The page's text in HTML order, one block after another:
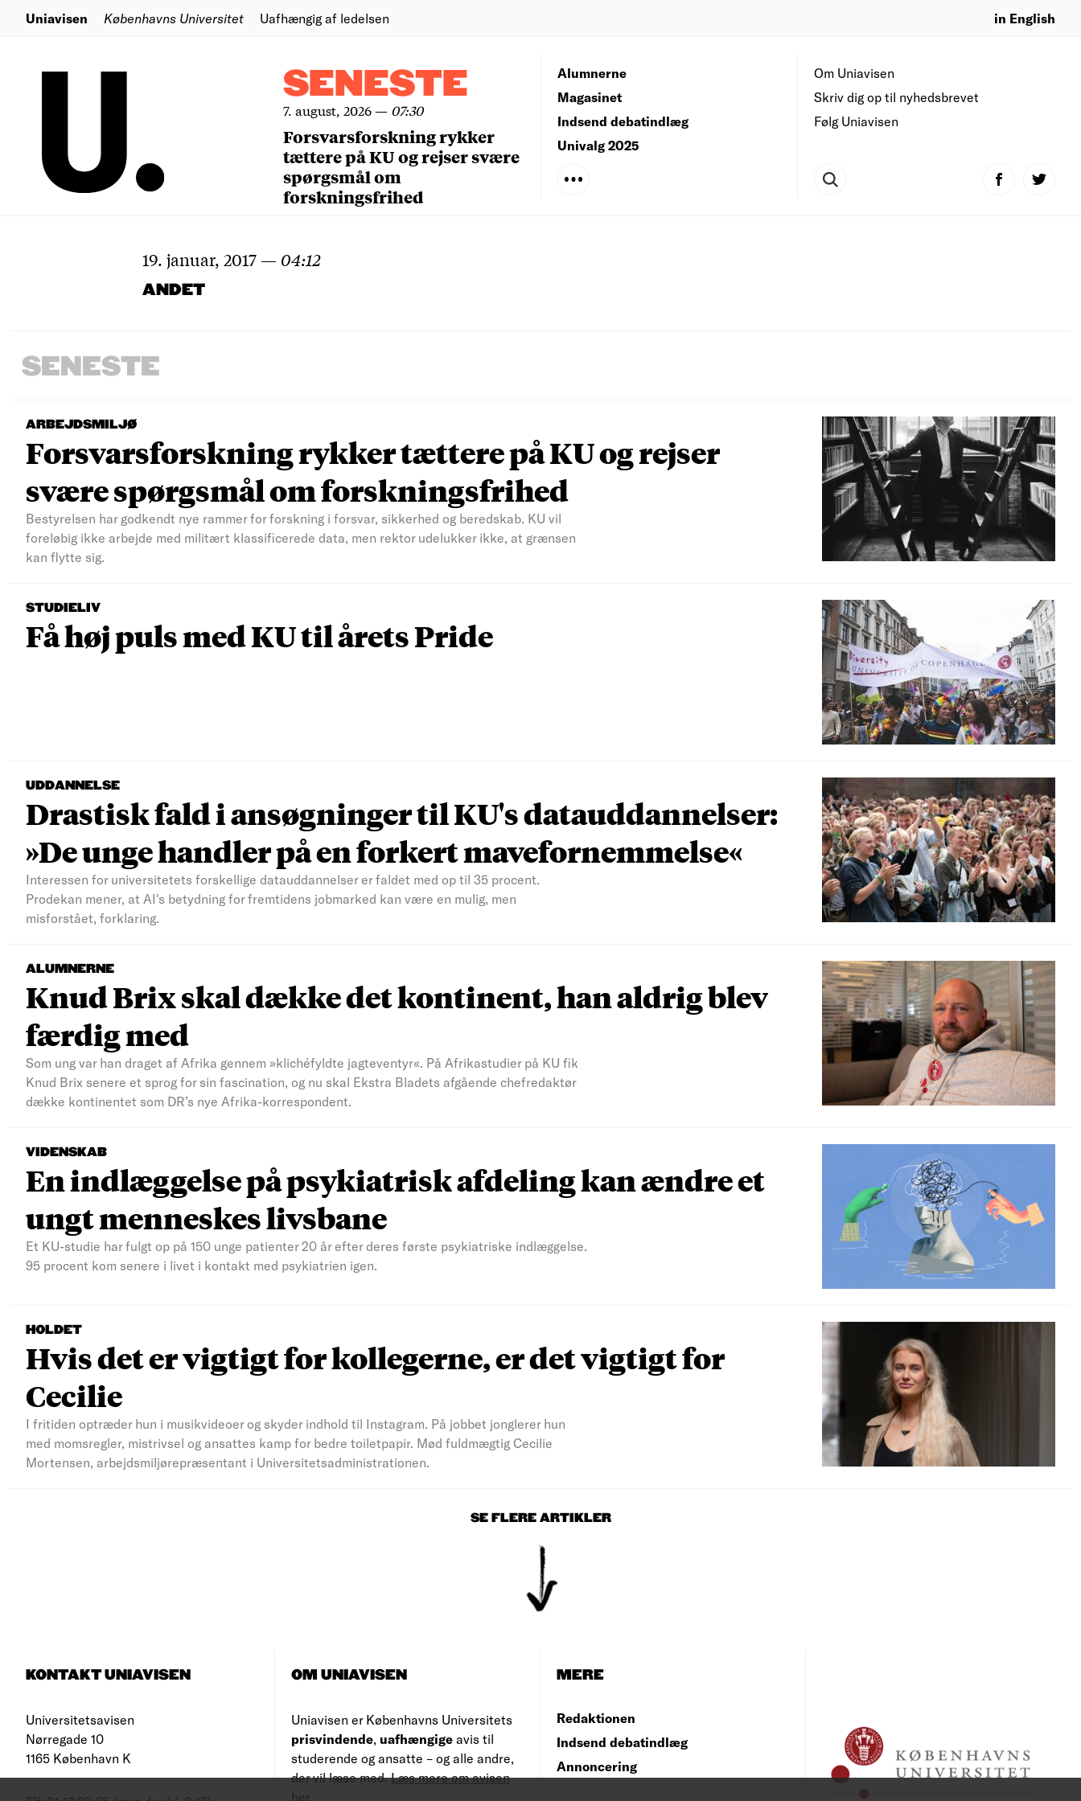
Uniavisen Københavns Universitet Uafhængig af ledelsen in English
SENESTE
7. august, 2026— 07:30
Forsvarsforskning rykker
tættere på KU og rejser svære
spørgsmål om
forskningsfrihed
Om Uniavisen
Skriv dig op til nyhedsbrevet
Følg Uniavisen
Alumnerne
Magasinet
Indsend debatindlæg
Univalg 2025
19. januar, 2017 — 04:12
ANDET
SENESTE
ARBEJDSMILJØ
Forsvarsforskning rykker tættere på KU og rejser
svære spørgsmål om forskningsfrihed
Bestyrelsen har godkendt nye rammer for forskning i forsvar, sikkerhed og beredskab. KU vil
foreløbig ikke arbejde med militært klassificerede data, men rektor udelukker ikke, at grænsen
kan flytte sig.
STUDIELIV
Få høj puls med KU til årets Pride
UDDANNELSE
Drastisk fald i ansøgninger til KU's datauddannelser:
»De unge handler på en forkert mavefornemmelse«
Interessen for universitetets forskellige datauddannelser er faldet med op til 35 procent.
Prodekan mener, at AI's betydning for fremtidens jobmarked kan være en mulig, men
misforstået, forklaring.
ALUMNERNE
Knud Brix skal dække det kontinent, han aldrig blev
færdig med
Som ung var han draget af Afrika gennem »klichéfyldte jagteventyr«. På Afrikastudier på KU fik
Knud Brix senere et sprog for sin fascination, og nu skal Ekstra Bladets afgående chefredaktør
dække kontinentet som DR’s nye Afrika-korrespondent.
VIDENSKAB
En indlæggelse på psykiatrisk afdeling kan ændre et
ungt menneskes livsbane
Et KU-studie har fulgt op på 150 unge patienter 20 år efter deres første psykiatriske indlæggelse.
95 procent kom senere i livet i kontakt med psykiatrien igen.
HOLDET
Hvis det er vigtigt for kollegerne, er det vigtigt for
Cecilie
I fritiden optræder hun i musikvideoer og skyder indhold til Instagram. På jobbet jonglerer hun
med momsregler, mistrivsel og ansattes kamp for bedre toiletpapir. Mød fuldmægtig Cecilie
Mortensen, arbejdsmiljørepræsentant i Universitetsadministrationen.
SE FLERE ARTIKLER
KONTAKT UNIAVISEN
Universitetsavisen
Nørregade 10
1165 København K
OM UNIAVISEN
Uniavisen er Københavns Universitets
prisvindende, uafhængige avis til
studerende og ansatte – og alle andre,
der vil læse med.Læs mere om avisen
her
MERE
Redaktionen
Indsend debatindlæg
Annoncering